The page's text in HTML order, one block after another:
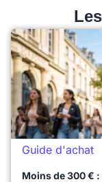
Guide d'achat
Moins de 300 €